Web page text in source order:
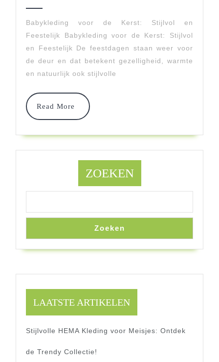
Kerst:
Feestelijk
En
Comfortabel
Babykleding voor de Kerst: Stijlvol en
Feestelijk Babykleding voor de Kerst: Stijlvol
en Feestelijk De feestdagen staan weer voor
de deur en dat betekent gezelligheid, warmte
en natuurlijk ook stijlvolle
Read More
Read
More
ZOEKEN
Zoeken
LAATSTE ARTIKELEN
Stijlvolle HEMA Kleding voor Meisjes: Ontdek
de Trendy Collectie!